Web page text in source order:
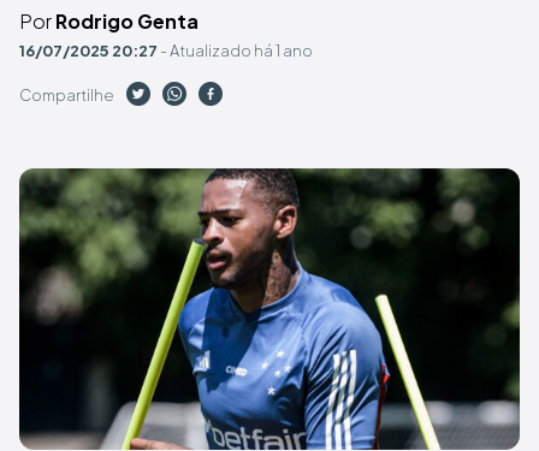
PorRodrigo Genta
16/07/2025 20:27 - Atualizado há 1 ano
Compartilhe